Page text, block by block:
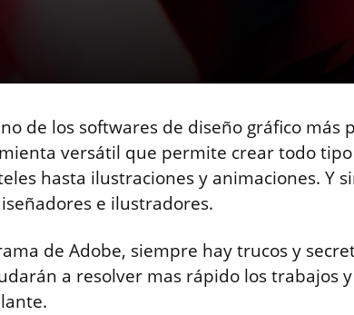
de los softwares de diseño gráfico más
versátil que permite crear todo
hasta ilustraciones y animaciones. Y
e ilustradores.
de Adobe, siempre hay trucos y
a resolver mas rápido los trabajos